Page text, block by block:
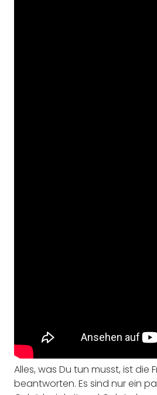
Alles, was Du tun musst, ist die
beantworten. Es sind nur ein